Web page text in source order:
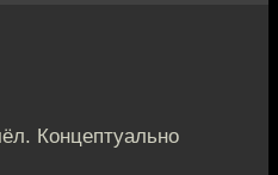
Концептуально